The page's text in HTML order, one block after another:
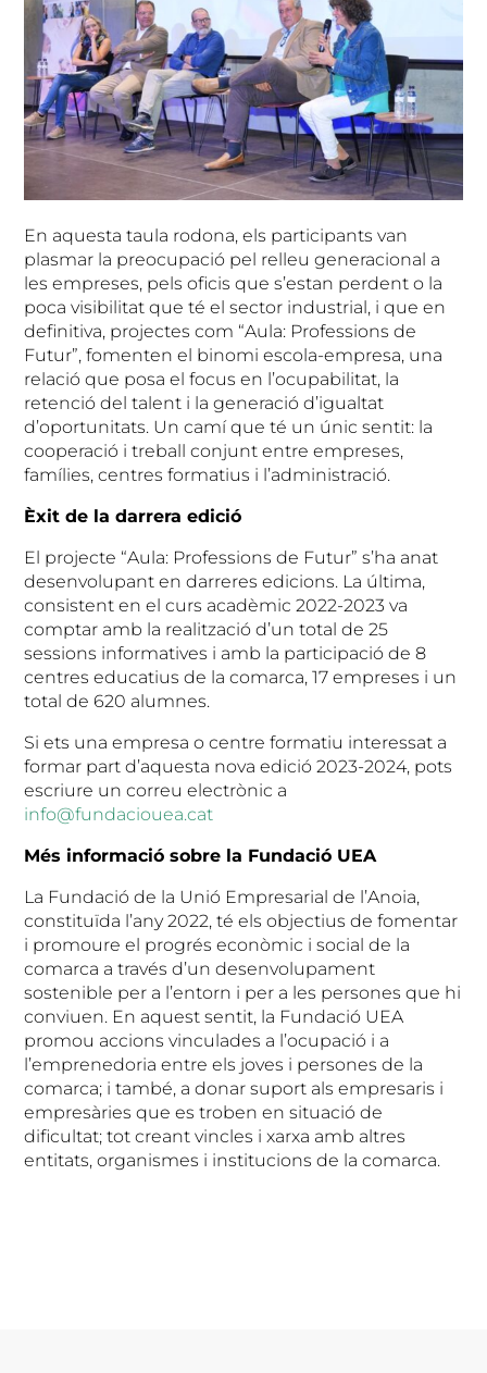
En aquesta taula rodona, els participants van
plasmar la preocupació pel relleu generacional a
les empreses, pels oficis que s’estan perdent o la
poca visibilitat que té el sector industrial, i que en
definitiva, projectes com “Aula: Professions de
Futur”, fomenten el binomi escola-empresa, una
relació que posa el focus en l’ocupabilitat, la
retenció del talent i la generació d’igualtat
d’oportunitats. Un camí que té un únic sentit: la
cooperació i treball conjunt entre empreses,
famílies, centres formatius i l’administració.
Èxit de la darrera edició
El projecte “Aula: Professions de Futur” s’ha anat
desenvolupant en darreres edicions. La última,
consistent en el curs acadèmic 2022-2023 va
comptar amb la realització d’un total de 25
sessions informatives i amb la participació de 8
centres educatius de la comarca, 17 empreses i un
total de 620 alumnes.
Si ets una empresa o centre formatiu interessat a
formar part d’aquesta nova edició 2023-2024, pots
escriure un correu electrònic a
info@fundaciouea.cat
Més informació sobre la Fundació UEA
La Fundació de la Unió Empresarial de l’Anoia,
constituïda l’any 2022, té els objectius de fomentar
i promoure el progrés econòmic i social de la
comarca a través d’un desenvolupament
sostenible per a l’entorn i per a les persones que hi
conviuen. En aquest sentit, la Fundació UEA
promou accions vinculades a l’ocupació i a
l’emprenedoria entre els joves i persones de la
comarca; i també, a donar suport als empresaris i
empresàries que es troben en situació de
dificultat; tot creant vincles i xarxa amb altres
entitats, organismes i institucions de la comarca.